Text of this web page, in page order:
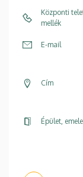
Központi
mellék
E-mail
Cím
Épület,